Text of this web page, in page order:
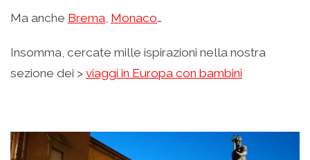
Ma anche Brema Monaco…
Insomma, cercate mille ispirazioni nella nostra
sezione dei > viaggi in Europa con bambini